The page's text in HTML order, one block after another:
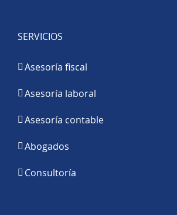
SERVICIOS
Asesoría fiscal
Asesoría laboral
Asesoría contable
Abogados
Consultoría